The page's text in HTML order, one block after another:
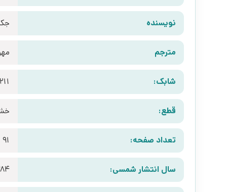
نویسنده
مترجم
شابک:
قطع:
تعداد صفحه: 91
سال انتشار شمسی: